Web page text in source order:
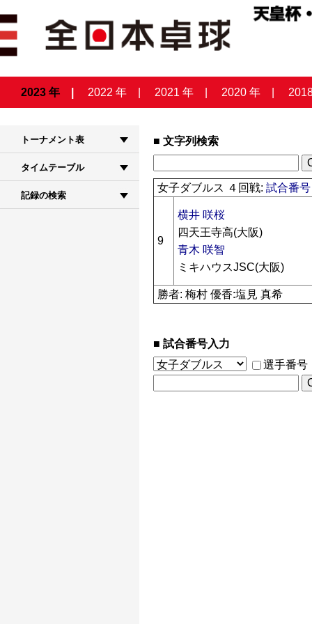
2023 年 2022 年 2021 年 2020 年
トーナメント表
タイムテーブル
記録の検索
文字列検索
女子ダブルス ４回戦:試合番
9
横井 咲桜
四天王寺高(大阪)
青木 咲智
ミキハウスJSC(大阪)
勝者: 梅村 優香:塩見 真希
試合番号入力
選手番号